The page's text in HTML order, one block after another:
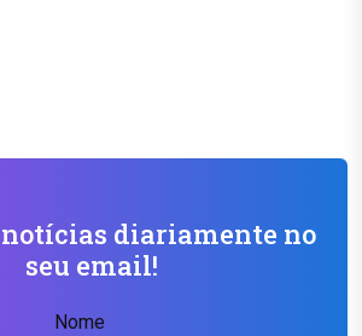
notícias diariamente no
seu email!
Nome